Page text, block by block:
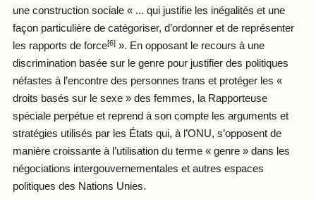
une construction sociale « ... qui justifie les inégalités et une
façon particulière de catégoriser, d’ordonner et de représenter
les rapports de force[6]». En opposant le recours à une
discrimination basée sur le genre pour justifier des politiques
néfastes à l’encontre des personnes trans et protéger les «
droits basés sur le sexe » des femmes, la Rapporteuse
spéciale perpétue et reprend à son compte les arguments et
stratégies utilisés par les États qui, à l’ONU, s’opposent de
manière croissante à l’utilisation du terme « genre » dans les
négociations intergouvernementales et autres espaces
politiques des Nations Unies.